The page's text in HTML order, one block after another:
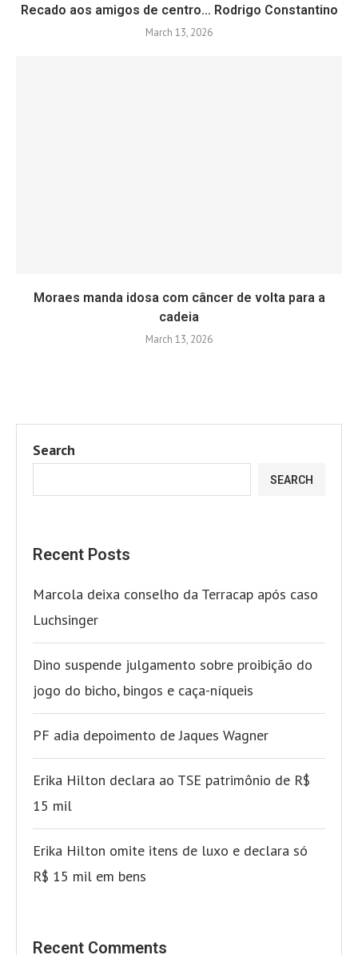
Recado aos amigos de centro… Rodrigo Constantino
March 13, 2026
Moraes manda idosa com câncer de volta para a
cadeia
March 13, 2026
Search
SEARCH
Recent Posts
Marcola deixa conselho da Terracap após caso
Luchsinger
Dino suspende julgamento sobre proibição do
jogo do bicho, bingos e caça-níqueis
PF adia depoimento de Jaques Wagner
Erika Hilton declara ao TSE patrimônio de R$
15 mil
Erika Hilton omite itens de luxo e declara só
R$ 15 mil em bens
Recent Comments